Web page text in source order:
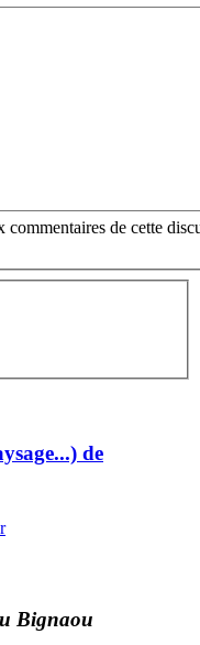
de cette
de
Bignaou